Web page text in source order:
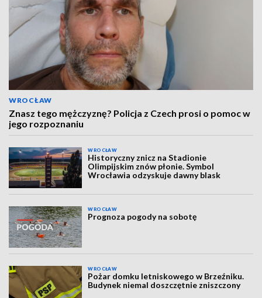
WROCŁAW
Znasz tego mężczyznę? Policja z Czech prosi o pomoc w
jego rozpoznaniu
WROCŁAW
Historyczny znicz na Stadionie
Olimpijskim znów płonie. Symbol
Wrocławia odzyskuje dawny blask
WROCŁAW
Prognoza pogody na sobotę
WROCŁAW
Pożar domku letniskowego w Brzeźniku.
Budynek niemal doszczętnie zniszczony